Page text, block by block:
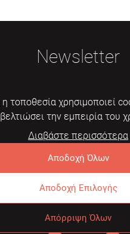
Newsletter
Εγγραφή
Συχνές ερωτήσειςΌροι
τοποθεσία χρησιμοποιεί
βελτιώσει την εμπειρία του
Διαβάστε περισσότερα
Αποδοχή Όλων
Αποδοχή Επιλογής
Απόρριψη Όλων